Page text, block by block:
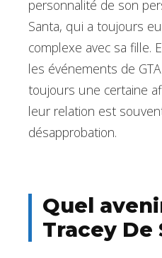
personnalité de son
Santa, qui a toujours
complexe avec sa fille.
les événements de
toujours une certaine
leur relation est
désapprobation.
Quel
Tracey De